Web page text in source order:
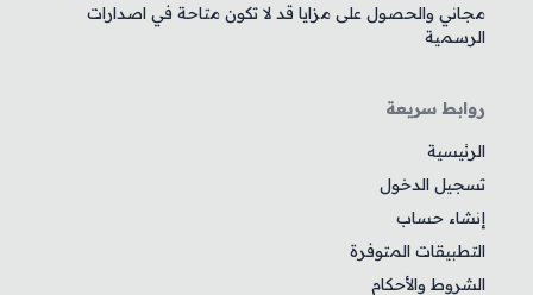
مجاني والحصول على مزايا قد لا تكون متاحة في اصدارات
الرسمية
روابط سريعة
الرئيسية
تسجيل الدخول
إنشاء حساب
التطبيقات المتوفرة
الشروط والأحكام